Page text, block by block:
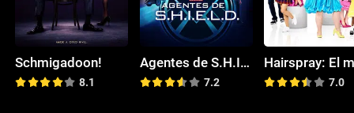
Schmigadoon!
8.1
Agentes de S.H.I.E.L.D.
7.2 7.0